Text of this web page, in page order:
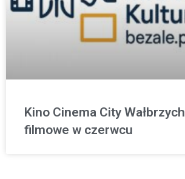
Kino Cinema City
filmowe w czerwcu